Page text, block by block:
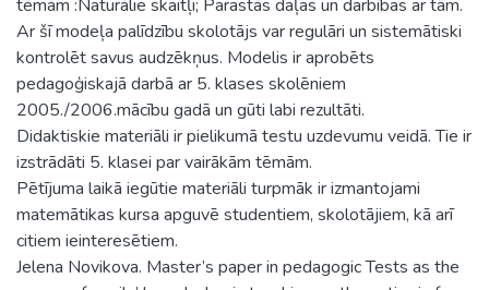
tēmām :Naturālie skaitļi; Parastās daļas un darbības ar tām.
Ar šī modeļa palīdzību skolotājs var regulāri un sistemātiski
kontrolēt savus audzēkņus. Modelis ir aprobēts
pedagoģiskajā darbā ar 5. klases skolēniem
2005./2006.mācību gadā un gūti labi rezultāti.
Didaktiskie materiāli ir pielikumā testu uzdevumu veidā. Tie ir
izstrādāti 5. klasei par vairākām tēmām.
Pētījuma laikā iegūtie materiāli turpmāk ir izmantojami
matemātikas kursa apguvē studentiem, skolotājiem, kā arī
citiem ieinteresētiem.
Jelena Novikova. Master’s paper in pedagogic Tests as the